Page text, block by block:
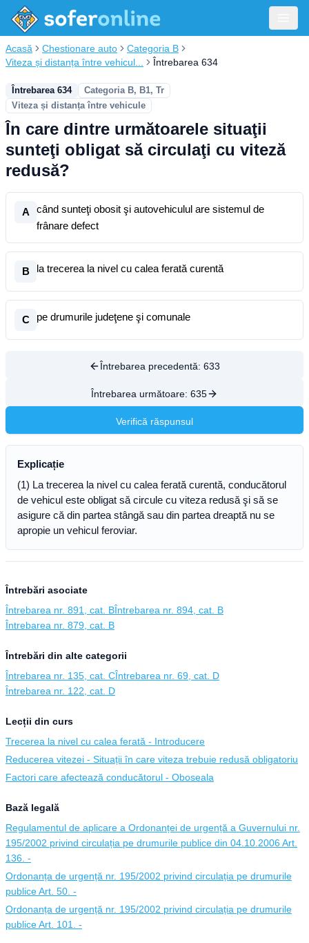
Acasă Chestionare auto
Categoria B
Viteza și distanța între vehicul...
Întrebarea 634
Întrebarea 634
Categoria B, B1, Tr
Viteza și distanța între vehicule
În care dintre următoarele situaţii
sunteţi obligat să circulaţi cu viteză
redusă?
A
când sunteţi obosit şi autovehiculul are sistemul de
frânare defect
B la trecerea la nivel cu calea ferată curentă
C pe drumurile judeţene şi comunale
Întrebarea precedentă: 633
Întrebarea următoare: 635
Verifică răspunsul
Explicație
(1) La trecerea la nivel cu calea ferată curentă, conducătorul
de vehicul este obligat să circule cu viteza redusă şi să se
asigure că din partea stângă sau din partea dreaptă nu se
apropie un vehicul feroviar.
Întrebări asociate
Întrebarea nr. 891, cat. BÎntrebarea nr. 894, cat. B
Întrebarea nr. 879, cat. B
Întrebări din alte categorii
Întrebarea nr. 135, cat. CÎntrebarea nr. 69, cat. D
Întrebarea nr. 122, cat. D
Lecții din curs
Trecerea la nivel cu calea ferată - Introducere
Reducerea vitezei - Situații în care viteza trebuie redusă obligatoriu
Factori care afectează conducătorul - Oboseala
Bază legală
Regulamentul de aplicare a Ordonanței de urgență a Guvernului nr.
195/2002 privind circulația pe drumurile publice din 04.10.2006 Art.
136. -
Ordonanța de urgență nr. 195/2002 privind circulația pe drumurile
publice Art. 50. -
Ordonanța de urgență nr. 195/2002 privind circulația pe drumurile
publice Art. 101. -